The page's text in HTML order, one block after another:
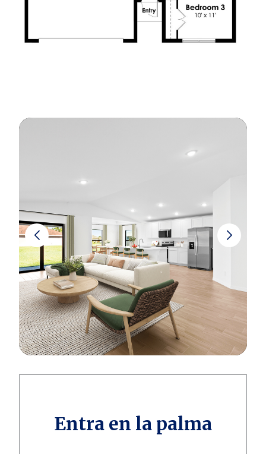
Entra en la palma